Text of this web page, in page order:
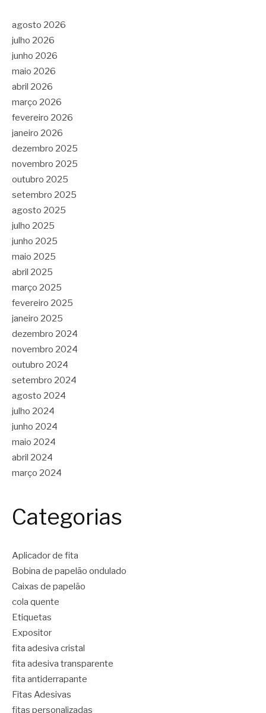
agosto 2026
julho 2026
junho 2026
maio 2026
abril 2026
março 2026
fevereiro 2026
janeiro 2026
dezembro 2025
novembro 2025
outubro 2025
setembro 2025
agosto 2025
julho 2025
junho 2025
maio 2025
abril 2025
março 2025
fevereiro 2025
janeiro 2025
dezembro 2024
novembro 2024
outubro 2024
setembro 2024
agosto 2024
julho 2024
junho 2024
maio 2024
abril 2024
março 2024
Categorias
Aplicador de fita
Bobina de papelão ondulado
Caixas de papelão
cola quente
Etiquetas
Expositor
fita adesiva cristal
fita adesiva transparente
fita antiderrapante
Fitas Adesivas
fitas personalizadas